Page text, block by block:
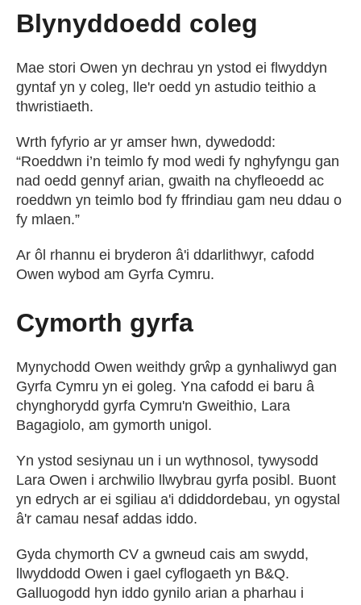
Trefnu apwyntiad
Blynyddoedd coleg
Mae stori Owen yn dechrau yn ystod ei flwyddyn
gyntaf yn y coleg, lle'r oedd yn astudio teithio a
thwristiaeth.
Wrth fyfyrio ar yr amser hwn, dywedodd:
“Roeddwn i’n teimlo fy mod wedi fy nghyfyngu gan
nad oedd gennyf arian, gwaith na chyfleoedd ac
roeddwn yn teimlo bod fy ffrindiau gam neu ddau o
fy mlaen.”
Ar ôl rhannu ei bryderon â'i ddarlithwyr, cafodd
Owen wybod am Gyrfa Cymru.
Cymorth gyrfa
Mynychodd Owen weithdy grŵp a gynhaliwyd gan
Gyrfa Cymru yn ei goleg. Yna cafodd ei baru â
chynghorydd gyrfa Cymru'n Gweithio, Lara
Bagagiolo, am gymorth unigol.
Yn ystod sesiynau un i un wythnosol, tywysodd
Lara Owen i archwilio llwybrau gyrfa posibl. Buont
yn edrych ar ei sgiliau a'i ddiddordebau, yn ogystal
â'r camau nesaf addas iddo.
Gyda chymorth CV a gwneud cais am swydd,
llwyddodd Owen i gael cyflogaeth yn B&Q.
Galluogodd hyn iddo gynilo arian a pharhau i